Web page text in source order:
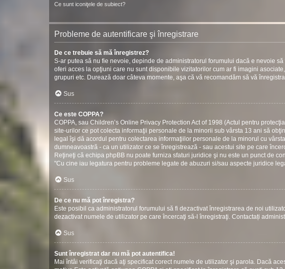
Ce sunt iconiţele de subiect?
Probleme de autentificare şi înregistrare
De ce trebuie să mă înregistrez?
S-ar putea să nu fie nevoie, depinde de administratorul forumului dacă e nevoie
oferi acces la opţiuni care nu sunt disponibile vizitatorilor cum ar fi imagini
grupuri etc. Durează doar câteva momente, aşa că vă recomandăm să vă
Sus
Ce este COPPA?
COPPA, sau Children’s Online Privacy Protection Act of 1998 (Actul pentru
site-urilor ce pot colecta informaţii personale de la minorii sub vârsta 13 ani să
legal îşi dă acordul pentru colectarea informaţiilor personale de la minorul cu
dumneavoastră - ca un utilizator ce se înregistrează - sau acestui site pe care
Reţineţi că echipa phpBB nu poate furniza sfaturi juridice şi nu este un punct de
"Cu cine iau legatura pentru probleme legate de abuzuri si/sau aspecte juridice
Sus
De ce nu mă pot înregistra?
Este posibil ca administratorul forumului să fi dezactivat înregistrarea de noi
dezactivat numele de utilizator pe care încercaţi să-l înregistraţi. Contactați
Sus
Sunt înregistrat dar nu mă pot autentifica!
Mai întâi verificaţi dacă aţi specificat corect numele de utilizator şi parola. Dacă